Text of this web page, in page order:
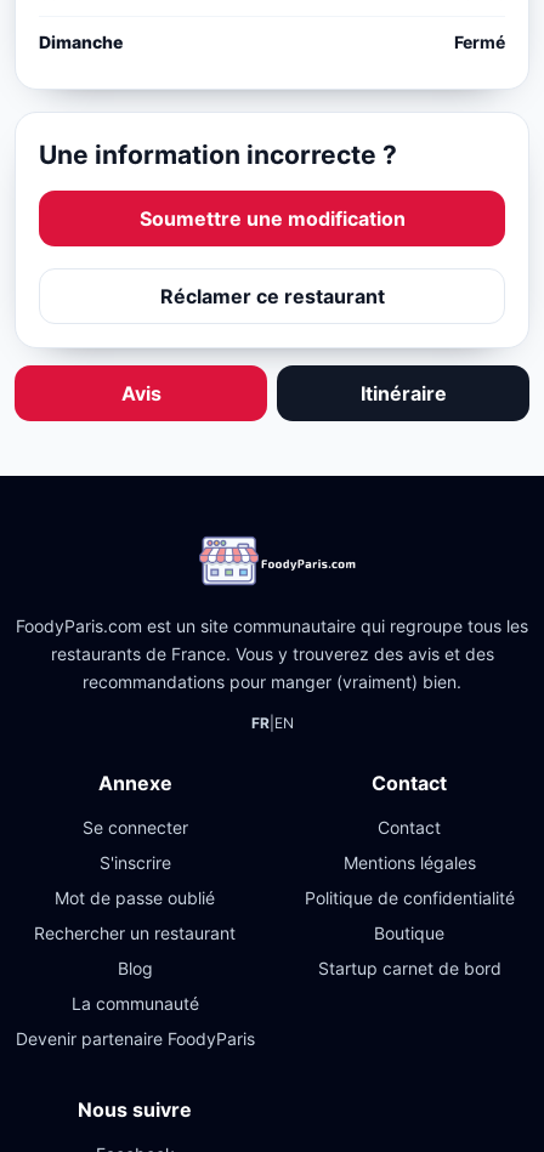
Dimanche Fermé
Une information incorrecte ?
Soumettre une modification
Réclamer ce restaurant
Avis Itinéraire
FoodyParis.com est un site communautaire qui regroupe tous les
restaurants de France. Vous y trouverez des avis et des
recommandations pour manger (vraiment) bien.
FR| EN
Annexe
Se connecter
S'inscrire
Mot de passe oublié
Rechercher un restaurant
Blog
La communauté
Devenir partenaire FoodyParis
Contact
Contact
Mentions légales
Politique de confidentialité
Boutique
Startup carnet de bord
Nous suivre